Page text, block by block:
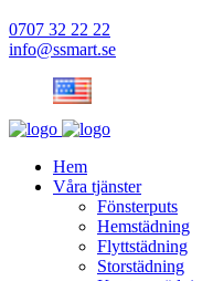
0707 32 22 22
info@ssmart.se
Hem
Våra tjänster
Fönsterputs
Hemstädning
Flyttstädning
Storstädning